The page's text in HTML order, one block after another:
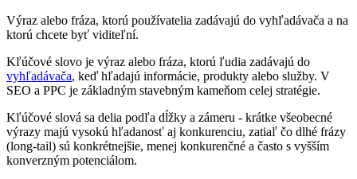
Výraz alebo fráza, ktorú používatelia zadávajú do vyhľadávača a na
ktorú chcete byť viditeľní.
Kľúčové slovo je výraz alebo fráza, ktorú ľudia zadávajú do
vyhľadávača, keď hľadajú informácie, produkty alebo služby. V
SEO a PPC je základným stavebným kameňom celej stratégie.
Kľúčové slová sa delia podľa dĺžky a zámeru - krátke všeobecné
výrazy majú vysokú hľadanosť aj konkurenciu, zatiaľ čo dlhé frázy
(long-tail) sú konkrétnejšie, menej konkurenčné a často s vyšším
konverzným potenciálom.